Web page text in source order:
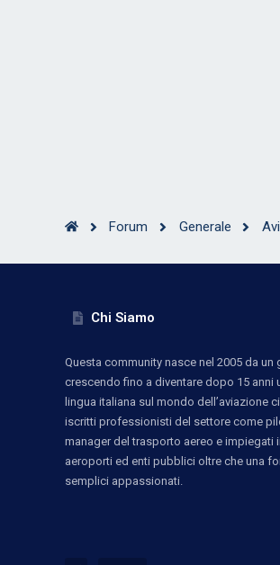
Forum Generale
Chi Siamo
Questa community nasce nel 2005 da
crescendo fino a diventare dopo 15 anni
lingua italiana sul mondo dell’aviazione
iscritti professionisti del settore come
manager del trasporto aereo e impiegati
aeroporti ed enti pubblici oltre che una
semplici appassionati.